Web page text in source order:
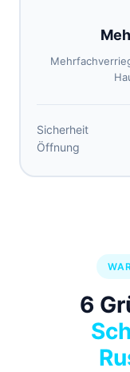
Sicherheit
Öffnung
6